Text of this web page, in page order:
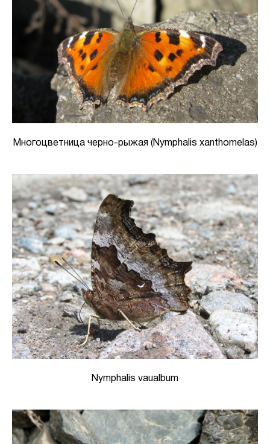
Многоцветница черно-рыжая (Nymphalis xanthomelas)
Nymphalis vaualbum